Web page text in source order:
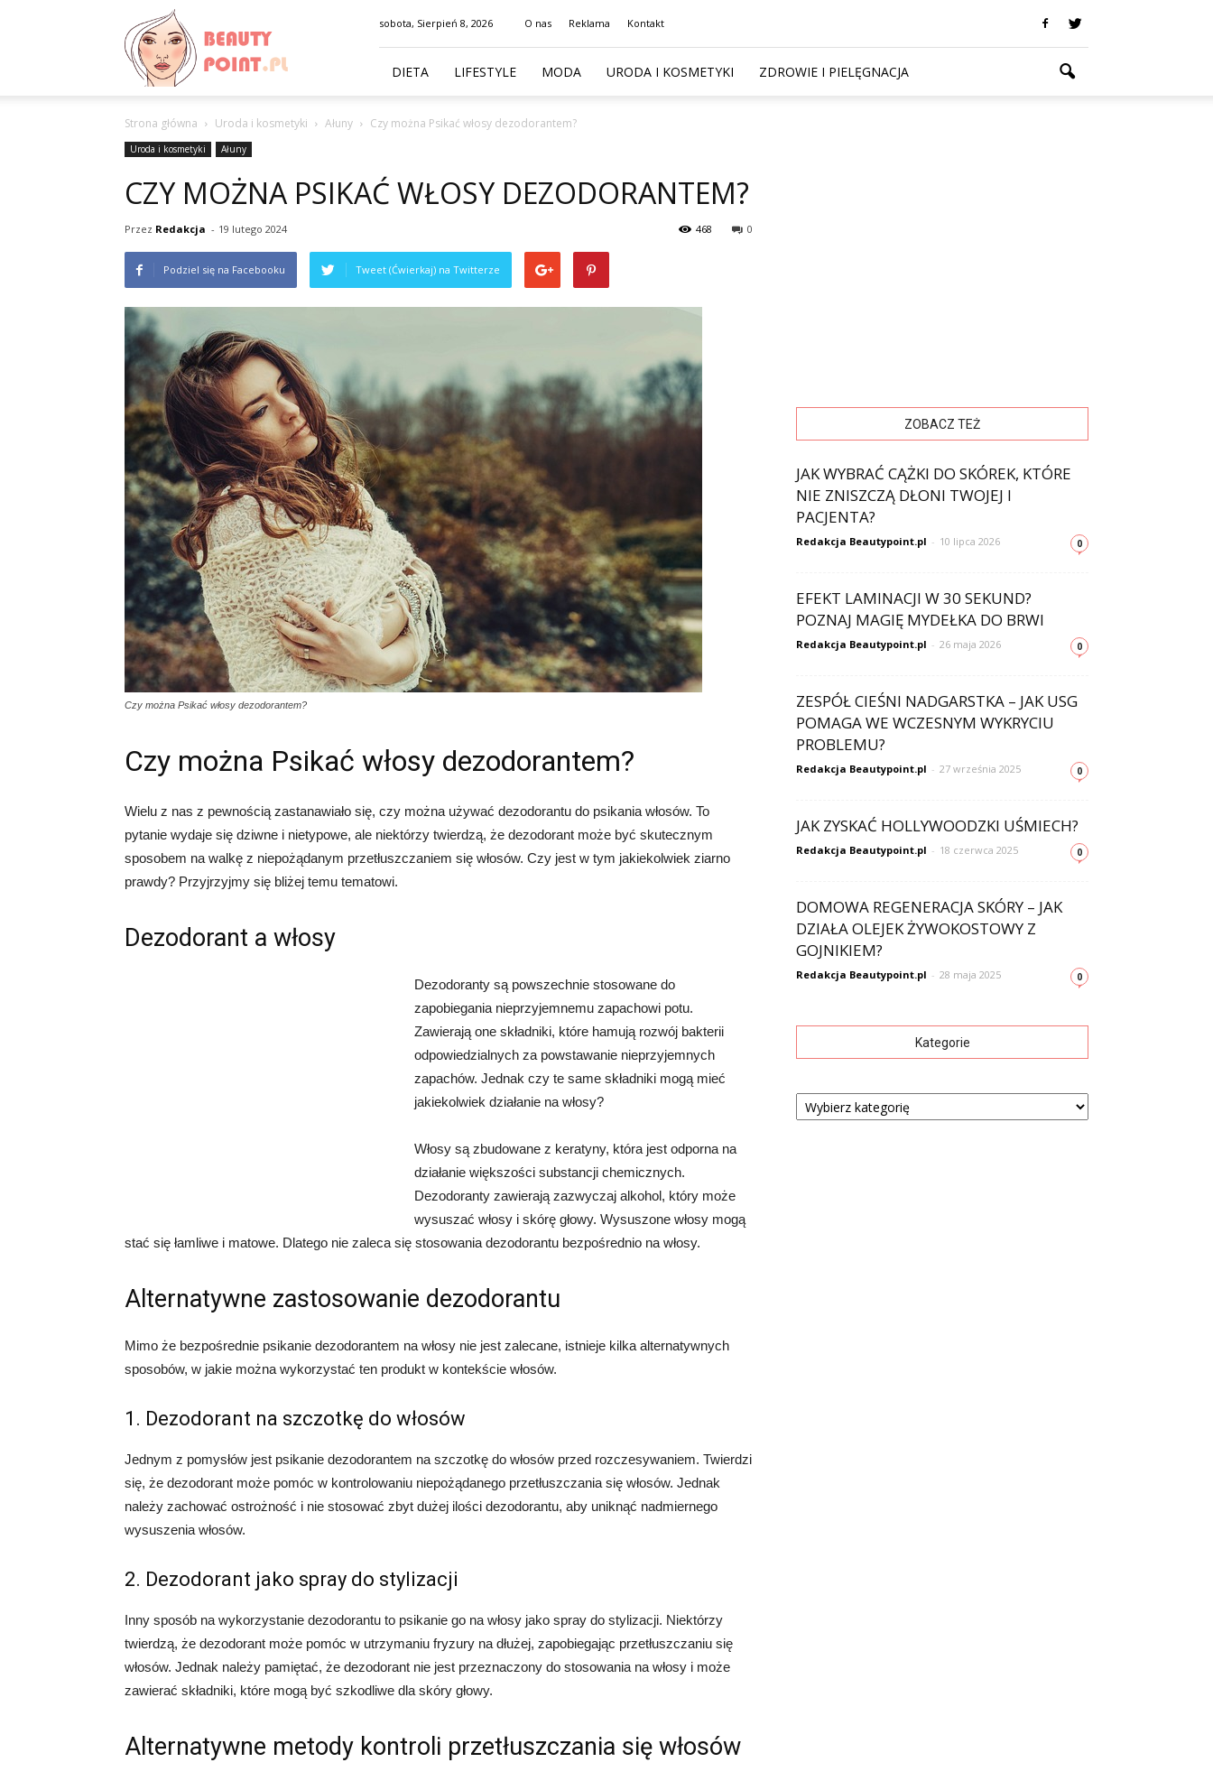
BeautyPoint.pl
sobota, Sierpień 8, 2026 O nas Reklama Kontakt
DIETA LIFESTYLE MODA URODA I KOSMETYKI ZDROWIE I PIELĘGNACJA
Strona główna Uroda i kosmetyki Ałuny Czy można Psikać włosy dezodorantem?
Uroda i kosmetyki Ałuny
CZY MOŻNA PSIKAĆ WŁOSY DEZODORANTEM?
Przez Redakcja - 19 lutego 2024 0
468
Podziel się na Facebooku Tweet (Ćwierkaj) na Twitterze
Czy można Psikać włosy dezodorantem?
Czy można Psikać włosy dezodorantem?
Wielu z nas z pewnością zastanawiało się, czy można używać dezodorantu do psikania włosów. To
pytanie wydaje się dziwne i nietypowe, ale niektórzy twierdzą, że dezodorant może być skutecznym
sposobem na walkę z niepożądanym przetłuszczaniem się włosów. Czy jest w tym jakiekolwiek ziarno
prawdy? Przyjrzyjmy się bliżej temu tematowi.
Dezodorant a włosy
Dezodoranty są powszechnie stosowane do
zapobiegania nieprzyjemnemu zapachowi potu.
Zawierają one składniki, które hamują rozwój bakterii
odpowiedzialnych za powstawanie nieprzyjemnych
zapachów. Jednak czy te same składniki mogą mieć
jakiekolwiek działanie na włosy?
Włosy są zbudowane z keratyny, która jest odporna na
działanie większości substancji chemicznych.
Dezodoranty zawierają zazwyczaj alkohol, który może
wysuszać włosy i skórę głowy. Wysuszone włosy mogą
stać się łamliwe i matowe. Dlatego nie zaleca się stosowania dezodorantu bezpośrednio na włosy.
Alternatywne zastosowanie dezodorantu
Mimo że bezpośrednie psikanie dezodorantem na włosy nie jest zalecane, istnieje kilka alternatywnych
sposobów, w jakie można wykorzystać ten produkt w kontekście włosów.
1. Dezodorant na szczotkę do włosów
Jednym z pomysłów jest psikanie dezodorantem na szczotkę do włosów przed rozczesywaniem. Twierdzi
się, że dezodorant może pomóc w kontrolowaniu niepożądanego przetłuszczania się włosów. Jednak
należy zachować ostrożność i nie stosować zbyt dużej ilości dezodorantu, aby uniknąć nadmiernego
wysuszenia włosów.
2. Dezodorant jako spray do stylizacji
Inny sposób na wykorzystanie dezodorantu to psikanie go na włosy jako spray do stylizacji. Niektórzy
twierdzą, że dezodorant może pomóc w utrzymaniu fryzury na dłużej, zapobiegając przetłuszczaniu się
włosów. Jednak należy pamiętać, że dezodorant nie jest przeznaczony do stosowania na włosy i może
zawierać składniki, które mogą być szkodliwe dla skóry głowy.
Alternatywne metody kontroli przetłuszczania się włosów
ZOBACZ TEŻ
JAK WYBRAĆ CĄŻKI DO SKÓREK, KTÓRE
NIE ZNISZCZĄ DŁONI TWOJEJ I
PACJENTA?
Redakcja Beautypoint.pl - 10 lipca 2026 0
EFEKT LAMINACJI W 30 SEKUND?
POZNAJ MAGIĘ MYDEŁKA DO BRWI
Redakcja Beautypoint.pl - 26 maja 2026 0
ZESPÓŁ CIEŚNI NADGARSTKA – JAK USG
POMAGA WE WCZESNYM WYKRYCIU
PROBLEMU?
Redakcja Beautypoint.pl - 27 września 2025 0
JAK ZYSKAĆ HOLLYWOODZKI UŚMIECH?
Redakcja Beautypoint.pl - 18 czerwca 2025 0
DOMOWA REGENERACJA SKÓRY – JAK
DZIAŁA OLEJEK ŻYWOKOSTOWY Z
GOJNIKIEM?
Redakcja Beautypoint.pl - 28 maja 2025 0
Kategorie
Kategorie